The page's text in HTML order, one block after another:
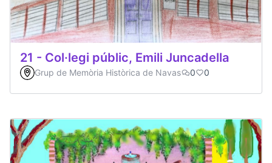
21 - Col·legi públic, Emili Juncadella
Grup de Memòria Històrica de Navas 0 0